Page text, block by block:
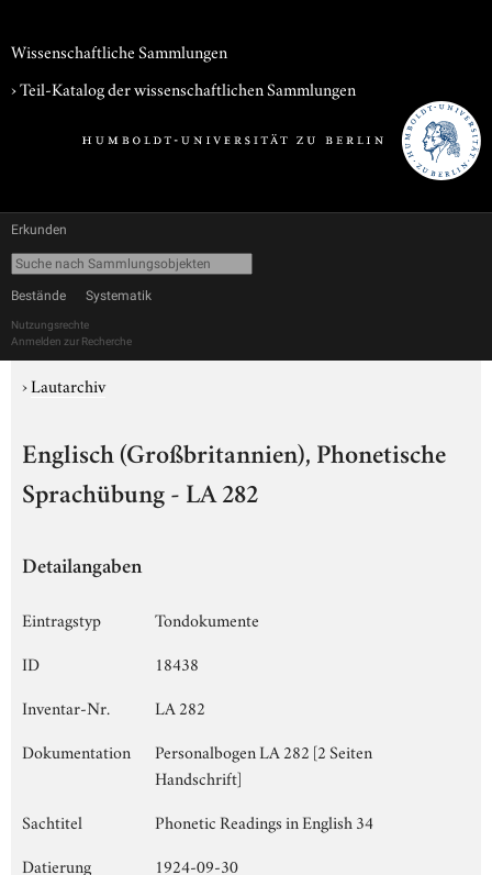
Wissenschaftliche Sammlungen
› Teil-Katalog der wissenschaftlichen Sammlungen
Erkunden
Bestände Systematik
Nutzungsrechte
Anmelden zur Recherche
›Lautarchiv
Englisch (Großbritannien), Phonetische
Sprachübung - LA 282
Detailangaben
Eintragstyp
Tondokumente
ID
18438
Inventar-Nr.
LA 282
Dokumentation
Personalbogen LA 282 [2 Seiten
Handschrift]
Sachtitel
Phonetic Readings in English 34
Datierung
1924-09-30